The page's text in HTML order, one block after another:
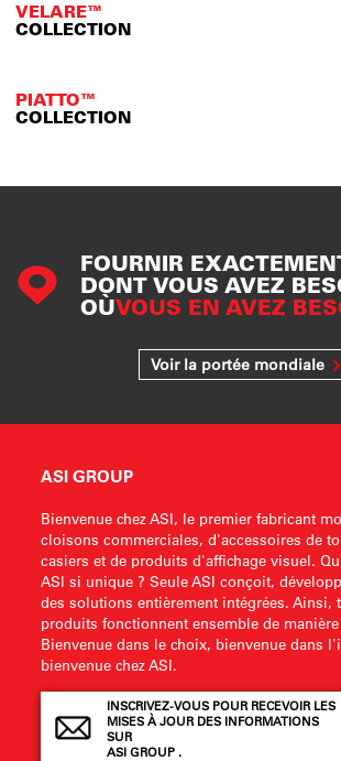
VELARE™
COLLECTION
PIATTO™
COLLECTION
FOURNIR
DONT VOUS AVEZ
OÙVOUS EN AVEZ
Voir la portée mondiale
ASI GROUP
Bienvenue chez ASI, le premier fabricant
cloisons commerciales, d'accessoires de
casiers et de produits d'affichage visuel.
ASI si unique ? Seule ASI conçoit,
des solutions entièrement intégrées. Ainsi,
produits fonctionnent ensemble de
Bienvenue dans le choix, bienvenue dans
bienvenue chez ASI.
INSCRIVEZ-VOUS POUR RECEVOIR LES
MISES À JOUR DES INFORMATIONS
SUR
ASI GROUP .